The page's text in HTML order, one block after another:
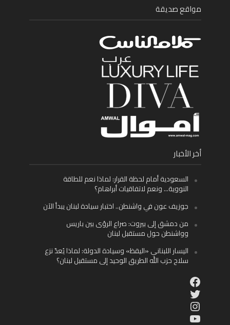
مواقع صديقة
أخر الأخبار
السعودية أمام لحظة القرار: لماذا نعم للطاقة
النووية… ونعم لاتفاقيات أبراهام؟
جوزيف عون في واشنطن.. اختبار سيادة لبنان يبدأ الآن
من دمشق إلى بيروت: صراع الرؤى بين باريس
وواشنطن حول مستقبل لبنان
اليسار اللبناني «اليقظ» وسيادة الدولة: لماذا يُعدّ نزع
سلاح حزب الله الطريق الوحيد إلى مستقبل لبنان؟
Facebook
Twitter
Instagram
YouTube